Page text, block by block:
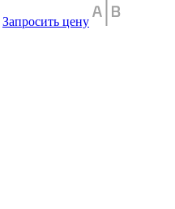
Запросить цену